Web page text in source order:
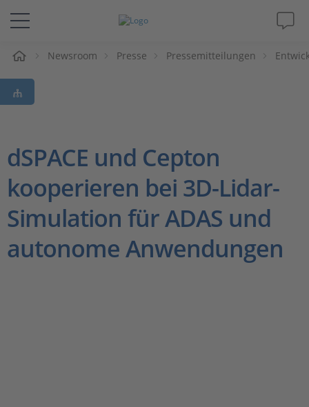
Lösungen & Produkte
Support
Magazin
Unternehmen
Karriere
Newsroom Presse Pressemitteilungen
dSPACE und Cepton
kooperieren bei 3D-Lidar-
Simulation für ADAS und
autonome Anwendungen